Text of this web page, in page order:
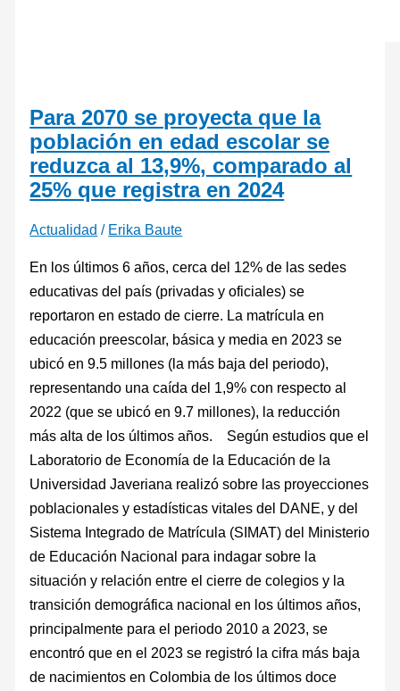
Para 2070 se proyecta que la
población en edad escolar se
reduzca al 13,9%, comparado al
25% que registra en 2024
Actualidad / Erika Baute
En los últimos 6 años, cerca del 12% de las sedes
educativas del país (privadas y oficiales) se
reportaron en estado de cierre. La matrícula en
educación preescolar, básica y media en 2023 se
ubicó en 9.5 millones (la más baja del periodo),
representando una caída del 1,9% con respecto al
2022 (que se ubicó en 9.7 millones), la reducción
más alta de los últimos años. Según estudios que el
Laboratorio de Economía de la Educación de la
Universidad Javeriana realizó sobre las proyecciones
poblacionales y estadísticas vitales del DANE, y del
Sistema Integrado de Matrícula (SIMAT) del Ministerio
de Educación Nacional para indagar sobre la
situación y relación entre el cierre de colegios y la
transición demográfica nacional en los últimos años,
principalmente para el periodo 2010 a 2023, se
encontró que en el 2023 se registró la cifra más baja
de nacimientos en Colombia de los últimos doce